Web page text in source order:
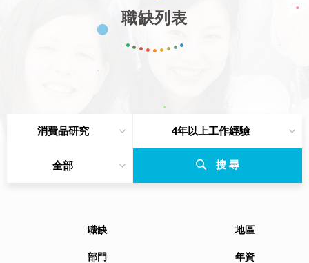
職缺列表
消費品研究 4年以上工作經驗
全部 搜 尋
職缺 地區
部門 年資